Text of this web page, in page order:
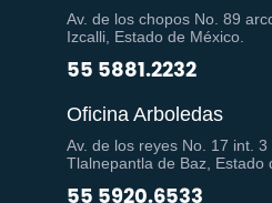
Av. de los chopos No. 89
Izcalli, Estado de México.
55 5881.2232
Oficina Arboledas
Av. de los reyes No. 17 int. 3
Tlalnepantla de Baz, Estado
55 5920.6533